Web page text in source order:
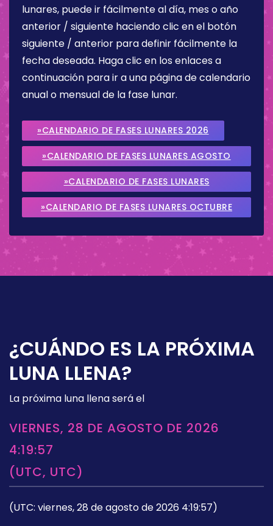
lunares, puede ir fácilmente al día, mes o año
anterior / siguiente haciendo clic en el botón
siguiente / anterior para definir fácilmente la
fecha deseada. Haga clic en los enlaces a
continuación para ir a una página de calendario
anual o mensual de la fase lunar.
»CALENDARIO DE FASES LUNARES 2026
»CALENDARIO DE FASES LUNARES AGOSTO
2026
»CALENDARIO DE FASES LUNARES
SEPTIEMBRE 2026
»CALENDARIO DE FASES LUNARES OCTUBRE
¿CUÁNDO ES LA PRÓXIMA
LUNA LLENA?
La próxima luna llena será el
VIERNES, 28 DE AGOSTO DE 2026
4:19:57
(UTC, UTC)
(UTC: viernes, 28 de agosto de 2026 4:19:57)